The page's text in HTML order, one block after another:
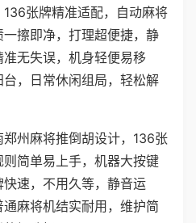
张牌精准适配，自动麻将
擦即净，打理超便捷，静
无失误，机身轻便易移
，日常休闲组局，轻松解
州麻将推倒胡设计，136张
简单易上手，机器大按键
速，不用久等，静音运
麻将机结实耐用，维护简